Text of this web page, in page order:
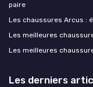
paire
Les chaussures Arcus :
Les meilleures
Les meilleures
Les derniers